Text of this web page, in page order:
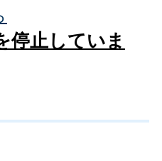
停止していま